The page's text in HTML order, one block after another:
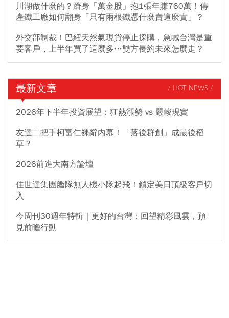
川湖做什麼的？躋身「萬金股」抱1張年賺760萬！傳
產鐵工廠如何翻身「只有兩根鐵憑什麼賣這麼貴」？
外交部制裁！巴紐天然氣現貨停止採購，急喊台灣是重
要客戶，上半年買了這麼多…雙方長約未來怎麼走？
最新文章 / HOT NEWS /
2026年下半年投資展望：狂熱漲勢 vs 嚴峻現實
友達二把手柯富仁裸辭內幕！「落後群創」成最後稻
草？
2026前進大南方論壇
佳世達集團艦隊無人機小隊起飛！鎖定美日頂級客戶切
入
今周刊30週年特輯｜更好的台灣：回望精彩風雲，預
見前瞻行動